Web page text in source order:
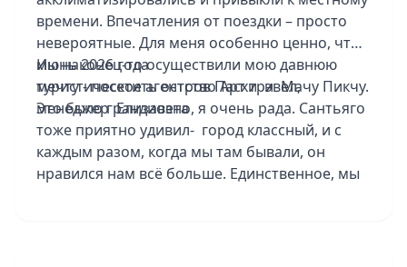
времени. Впечатления от поездки – просто
невероятные. Для меня особенно ценно, что
мы наконец-то осуществили мою давнюю
мечту - посетить остров Пасхи и Мачу Пикчу.
Это было грандиозно, я очень рада. Сантьяго
тоже приятно удивил- город классный, и с
каждым разом, когда мы там бывали, он
нравился нам всё больше. Единственное, мы
Июнь 2026 года
туристическое агентство Арт трэвел,
менеджер Елизавета